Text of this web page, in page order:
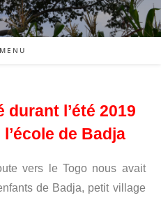
MENU
l’été 2019
de Badja
vers le Togo nous avait
de Badja, petit village